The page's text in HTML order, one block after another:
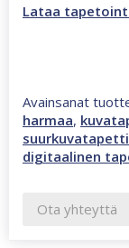
Lataa
Avainsanat
harmaa,
digitaalinen
Ota yhteyttä